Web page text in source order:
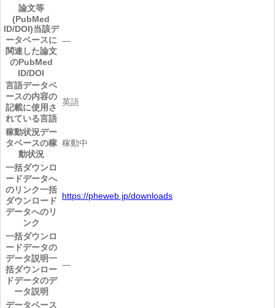
論文等
(PubMed
ID/DOI)当該デ
ータベースに
関連した論文
のPubMed
ID/DOI
―
言語データベ
ースの内容の
記載に使用さ
れている言語
英語
稼動状況デー
タベースの稼
動状況
稼動中
一括ダウンロ
ードデータへ
のリンク一括
ダウンロード
データへのリ
ンク
https://pheweb.jp/downloads
一括ダウンロ
ードデータの
データ説明一
括ダウンロー
ドデータのデ
ータ説明
―
データベース